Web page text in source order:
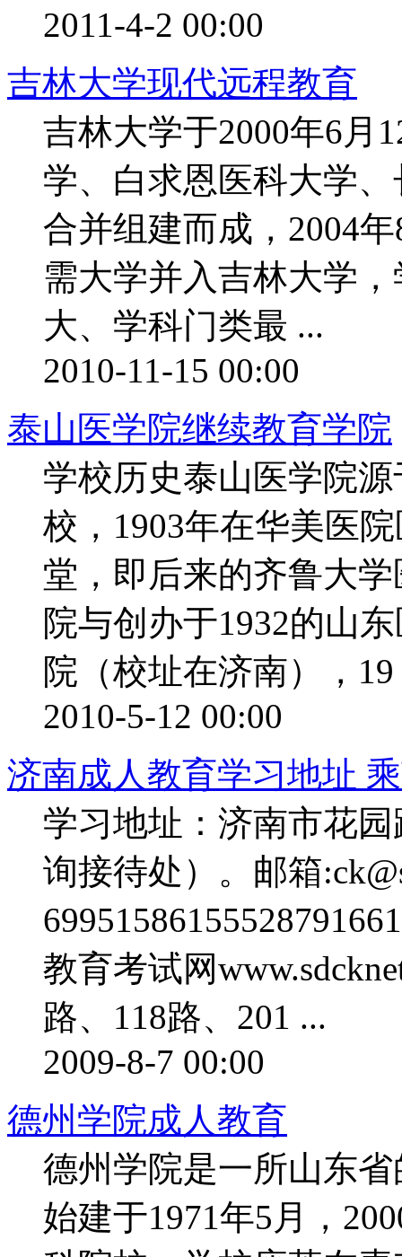
2011-4-2 00:00
吉林大学现代远程教育
吉林大学于2000年6月
学、白求恩医科大学
合并组建而成，2004
需大学并入吉林大学
大、学科门类最 ...
2010-11-15 00:00
泰山医学院继续教育学院
学校历史泰山医学院
校，1903年在华美医
堂，即后来的齐鲁大
院与创办于1932的山
院（校址在济南），19
2010-5-12 00:00
济南成人教育学习地址
学习地址：济南市花
询接待处）。邮箱
教育考试网
路、118路、201 ...
2009-8-7 00:00
德州学院成人教育
德州学院是一所山东
始建于1971年5月，